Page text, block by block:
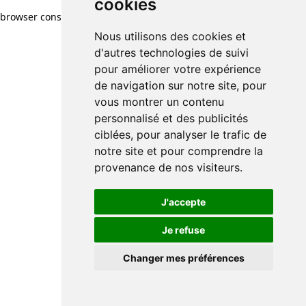
cookies
Nous utilisons des cookies et
d'autres technologies de suivi
pour améliorer votre expérience
de navigation sur notre site, pour
vous montrer un contenu
personnalisé et des publicités
ciblées, pour analyser le trafic de
notre site et pour comprendre la
provenance de nos visiteurs.
J'accepte
Je refuse
Changer mes préférences
browser console for more information)